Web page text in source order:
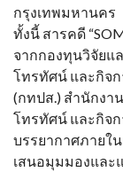
กรุงเทพมหานคร
ทั้งนี้ สารคดี
จากกองทุนวิจัยแ
โทรทัศน์ และกิจ
(กทปส.) สำนักงา
โทรทัศน์ และกิจ
บรรยากาศภายใ
เสนอมุมมองและ